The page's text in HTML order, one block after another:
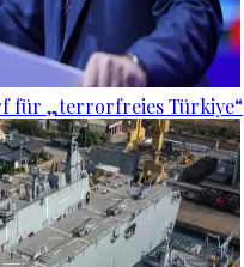
für „terrorfreies Türkiye“